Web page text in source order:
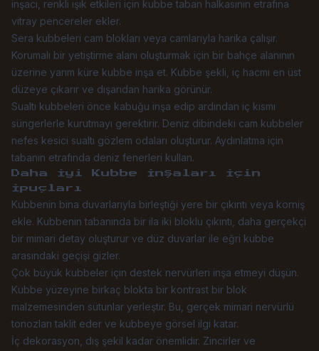
inşacı, renkli ışık etkileri için kubbe taban halkasının etrafına
vitray pencereler ekler.
Sera kubbeleri cam blokları veya camlarıyla harika çalışır.
Korumalı bir yetiştirme alanı oluşturmak için bir bahçe alanının
üzerine yarım küre kubbe inşa et. Kubbe şekli, iç hacmi en üst
düzeye çıkarır ve dışarıdan harika görünür.
Sualtı kubbeleri önce kabuğu inşa edip ardından iç kısmı
süngerlerle kurutmayı gerektirir. Deniz dibindeki cam kubbeler
nefes kesici sualtı gözlem odaları oluşturur. Aydınlatma için
tabanın etrafında deniz fenerleri kullan.
Daha İyi Kubbe İnşaları İçin
İpuçları
Kubbenin bina duvarlarıyla birleştiği yere bir çıkıntı veya korniş
ekle. Kubbenin tabanında bir ila iki bloklu çıkıntı, daha gerçekçi
bir mimari detay oluşturur ve düz duvarlar ile eğri kubbe
arasındaki geçişi gizler.
Çok büyük kubbeler için destek nervürleri inşa etmeyi düşün.
Kubbe yüzeyine birkaç blokta bir kontrast bir blok
malzemesinden sütunlar yerleştir. Bu, gerçek mimari nervürlü
tonozları taklit eder ve kubbeye görsel ilgi katar.
İç dekorasyon, dış şekil kadar önemlidir. Zincirler ve